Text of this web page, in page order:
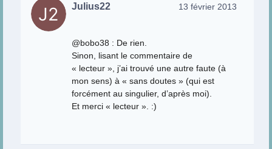
Julius22 13 février 2013
@bobo38 : De rien.
Sinon, lisant le commentaire de
« lecteur », j’ai trouvé une autre faute (à
mon sens) à « sans doutes » (qui est
forcément au singulier, d’après moi).
Et merci « lecteur ». :)